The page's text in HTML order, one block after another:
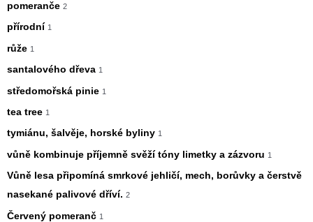
pomeranče 2
přírodní 1
růže 1
santalového dřeva 1
středomořská pinie 1
tea tree 1
tymiánu, šalvěje, horské byliny 1
vůně kombinuje příjemně svěží tóny limetky a zázvoru 1
Vůně lesa připomíná smrkové jehličí, mech, borůvky a čerstvě
nasekané palivové dříví. 2
Červený pomeranč 1